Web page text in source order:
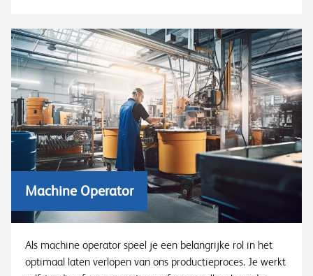
Machine Operator
Als machine operator speel je een belangrijke rol in het
optimaal laten verlopen van ons productieproces. Je werkt